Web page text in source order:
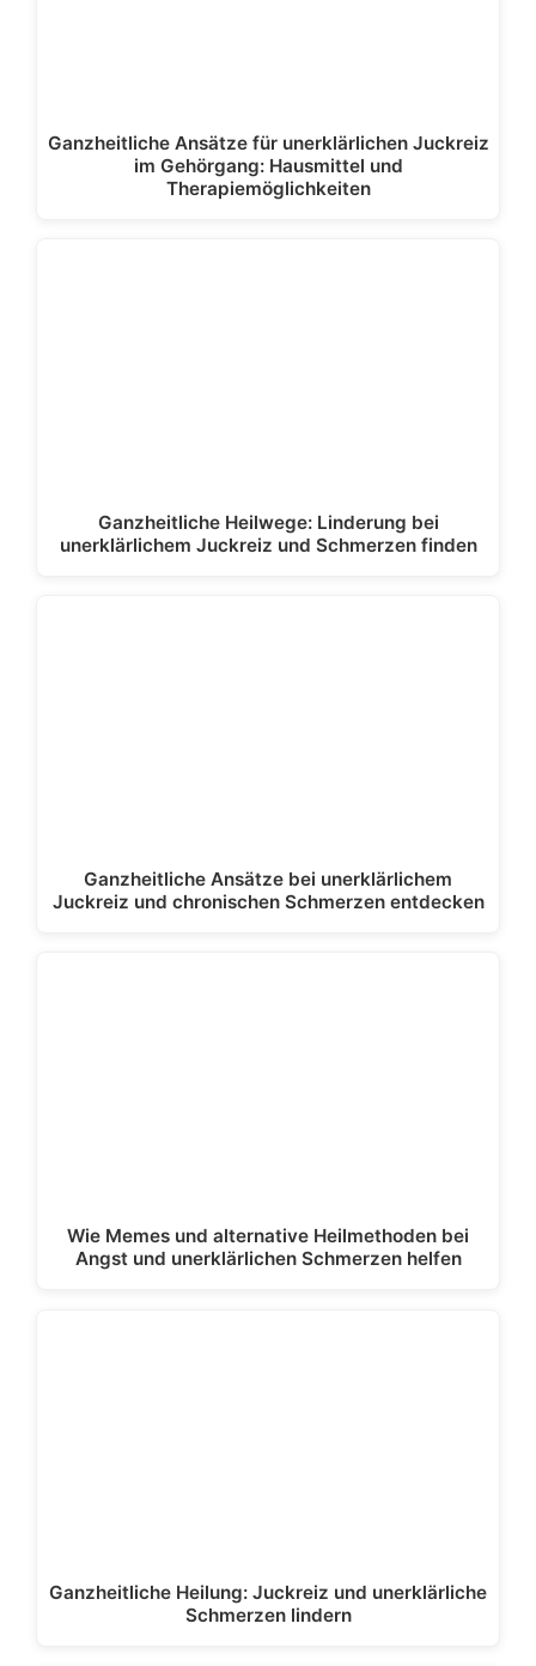
Ganzheitliche Ansätze für unerklärlichen Juckreiz
im Gehörgang: Hausmittel und
Therapiemöglichkeiten
Ganzheitliche Heilwege: Linderung bei
unerklärlichem Juckreiz und Schmerzen finden
Ganzheitliche Ansätze bei unerklärlichem
Juckreiz und chronischen Schmerzen entdecken
Wie Memes und alternative Heilmethoden bei
Angst und unerklärlichen Schmerzen helfen
Ganzheitliche Heilung: Juckreiz und unerklärliche
Schmerzen lindern